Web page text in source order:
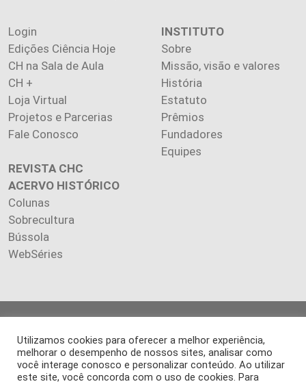
Login
Edições Ciência Hoje
CH na Sala de Aula
CH +
Loja Virtual
Projetos e Parcerias
Fale Conosco
INSTITUTO
Sobre
Missão, visão e valores
História
Estatuto
Prêmios
Fundadores
Equipes
REVISTA CHC
ACERVO HISTÓRICO
Colunas
Sobrecultura
Bússola
WebSéries
reservados.
Os artigos publicados na revista refletem exclusivamente a
opinião de seus autores.
Utilizamos cookies para oferecer a melhor experiência,
melhorar o desempenho de nossos sites, analisar como
você interage conosco e personalizar conteúdo. Ao utilizar
este site, você concorda com o uso de cookies. Para